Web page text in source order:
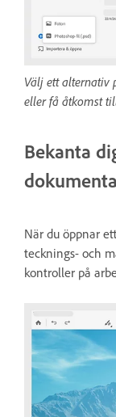
Välj ett alternativ
eller få åtkomst
Bekanta
När du öppnar
tecknings- och
kontroller på